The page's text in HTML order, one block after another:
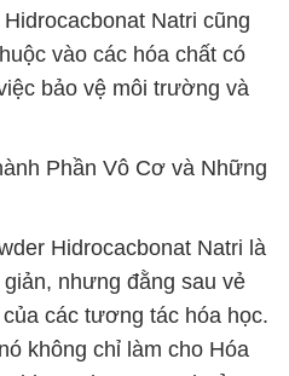
Natri cũng
vào các hóa chất có
bảo vệ môi trường và
Phần Vô Cơ và Những
Hidrocacbonat Natri là
nhưng đằng sau vẻ
các tương tác hóa học.
không chỉ làm cho Hóa